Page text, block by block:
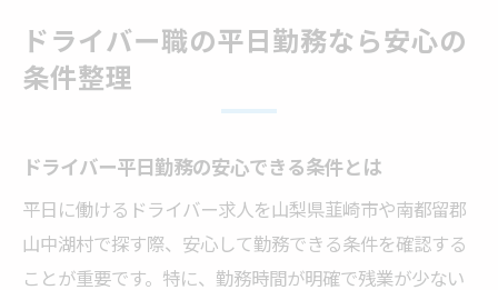
ドライバー職の平日勤務なら安心の
条件整理
ドライバー平日勤務の安心できる条件とは
平日に働けるドライバー求人を山梨県韮崎市や南都留郡
山中湖村で探す際、安心して勤務できる条件を確認する
ことが重要です。特に、勤務時間が明確で残業が少ない